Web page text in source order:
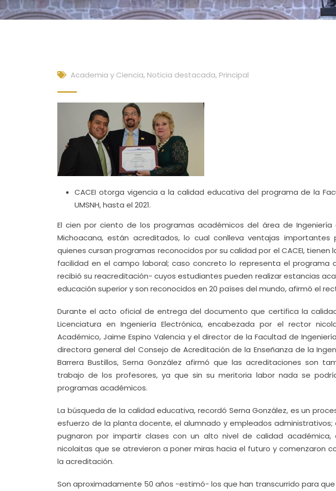
Academia y Ciencia, Noticia destacada, Principal
CACEI otorga vigencia a la calidad educativa del programa de la
UMSNH, hasta el 2021.
El cien por ciento de los programas académicos del área de
Michoacana, están acreditados, lo cual conlleva ventajas
quienes cursan programas reconocidos por su calidad por el CACEI,
facilidad en el campo laboral; caso concreto lo representa el programa
recibió su reacreditación- cuyos estudiantes pueden realizar estancias
educación superior y son reconocidos en 20 países del mundo, afirmó el
Durante el acto oficial de entrega del documento que certifica la
Licenciatura en Ingeniería Electrónica, encabezada por el rector
Académico, Jaime Espino Valencia y el director de la Facultad de
directora general del Consejo de Acreditación de la Enseñanza de la
Barrera Bustillos, Serna González afirmó que las acreditaciones son
trabajo de los profesores, ya que sin su meritoria labor nada se
programas académicos.
La búsqueda de la calidad educativa, recordó Serna González, es un
esfuerzo de la planta docente, el alumnado y empleados administrativos;
pugnaron por impartir clases con un alto nivel de calidad
nicolaitas que se atrevieron a poner miras hacia el futuro y comenzaron
la acreditación.
Son aproximadamente 50 años -estimó- los que han transcurrido para que